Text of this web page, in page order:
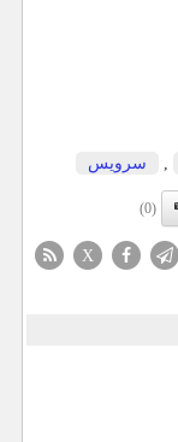
, سرویس
(0)
X